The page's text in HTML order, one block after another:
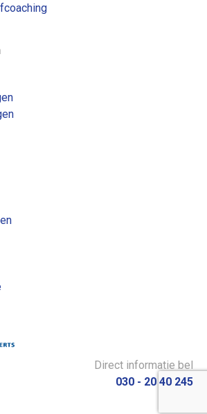
Direct informatie bel
030 - 20 40 245